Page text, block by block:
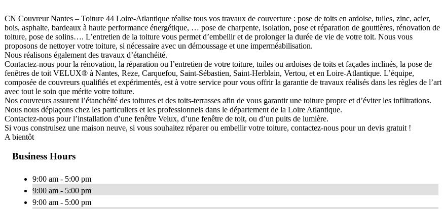
CN Couvreur Nantes – Toiture 44 Loire-Atlantique réalise tous vos travaux de couverture : pose de toits en ardoise, tuiles, zinc, acier,
bois, asphalte, bardeaux à haute performance énergétique, … pose de charpente, isolation, pose et réparation de gouttières, rénovation de
toiture, pose de solins…. L’entretien de la toiture vous permet d’embellir et de prolonger la durée de vie de votre toit. Nous vous
proposons de nettoyer votre toiture, si nécessaire avec un démoussage et une imperméabilisation.
Nous réalisons également des travaux d’étanchéité.
Contactez-nous pour la rénovation, la réparation ou l’entretien de votre toiture, tuiles ou ardoises de toits et façades inclinés, la pose de
fenêtres de toit VELUX® à Nantes, Reze, Carquefou, Saint-Sébastien, Saint-Herblain, Vertou, et en Loire-Atlantique. L’équipe,
composée de couvreurs qualifiés et expérimentés, est à votre service pour vous offrir la garantie de travaux réalisés dans les règles de l’art
avec tout le soin que mérite votre toiture.
Nos couvreurs assurent l’étanchéité des toitures et des toits-terrasses afin de vous garantir une toiture propre et d’éviter les infiltrations.
Nous nous déplaçons chez les particuliers et les professionnels dans le département de la Loire Atlantique.
Contactez-nous pour l’installation d’une fenêtre Velux, d’une fenêtre de toit, ou d’un puits de lumière.
Si vous construisez une maison neuve, si vous souhaitez réparer ou embellir votre toiture, contactez-nous pour un devis gratuit !
A bientôt
Business Hours
9:00 am - 5:00 pm
9:00 am - 5:00 pm
9:00 am - 5:00 pm